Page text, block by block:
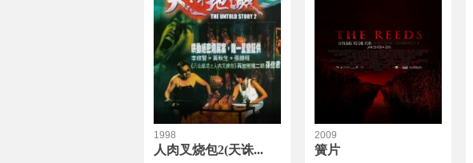
1998
人肉叉烧包2(天诛...
2009
簧片